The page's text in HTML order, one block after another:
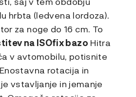
hrbta (ledvena lordoza).
za noge do 16 cm. To
na ISOfix bazo Hitra
v avtomobilu, potisnite
Enostavna rotacija in
vstavljanje in jemanje